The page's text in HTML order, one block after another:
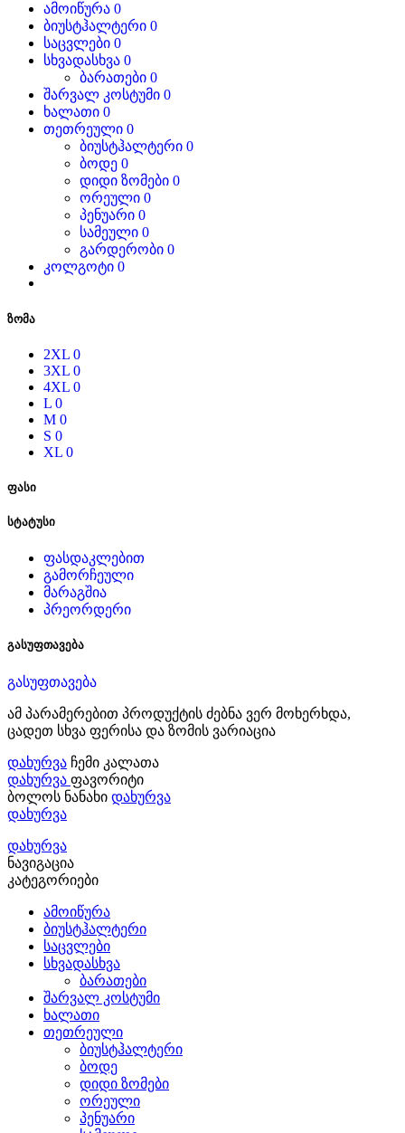
ამოიწურა 0
ბიუსტჰალტერი 0
საცვლები 0
სხვადასხვა 0
ბარათები 0
შარვალ კოსტუმი 0
ხალათი 0
თეთრეული 0
ბიუსტჰალტერი 0
ბოდე 0
დიდი ზომები 0
ორეული 0
პენუარი 0
სამეული 0
გარდერობი 0
კოლგოტი 0
ზომა
2XL 0
3XL 0
4XL 0
L 0
M 0
S 0
XL 0
ფასი
სტატუსი
ფასდაკლებით
გამორჩეული
მარაგშია
პრეორდერი
გასუფთავება
გასუფთავება
ამ პარამერებით პროდუქტის ძებნა ვერ მოხერხდა,
ცადეთ სხვა ფერისა და ზომის ვარიაცია
დახურვა ჩემი კალათა
დახურვა ფავორიტი
ბოლოს ნანახი დახურვა
დახურვა
დახურვა
ნავიგაცია
კატეგორიები
ამოიწურა
ბიუსტჰალტერი
საცვლები
სხვადასხვა
ბარათები
შარვალ კოსტუმი
ხალათი
თეთრეული
ბიუსტჰალტერი
ბოდე
დიდი ზომები
ორეული
პენუარი